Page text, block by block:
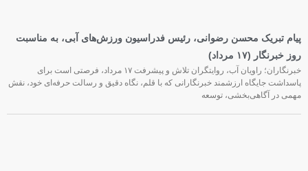
پیام تبریک محسن رضوانی، رئیس فدراسیون ورزش‌های آبی، به مناسبت
روز خبرنگار (۱۷ مرداد)
خبرنگاران؛ راویان آب، روایتگران تلاش و پیشرفت ۱۷ مرداد، فرصتی است برای
پاسداشت جایگاه ارزشمند خبرنگارانی که با قلم، نگاه دقیق و رسالت حرفه‌ای خود، نقش
مهمی در آگاهی‌بخشی، توسعه